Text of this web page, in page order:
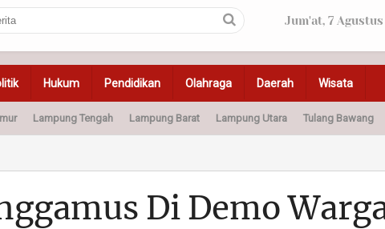
Jum'at, 7
Hukum Pendidikan Olahraga Daerah Wisata
Peristiwa Olahraga Pendidikan Otomotif
Lampung Tengah Lampung Barat Lampung Utara Tulang Bawang
Di Demo